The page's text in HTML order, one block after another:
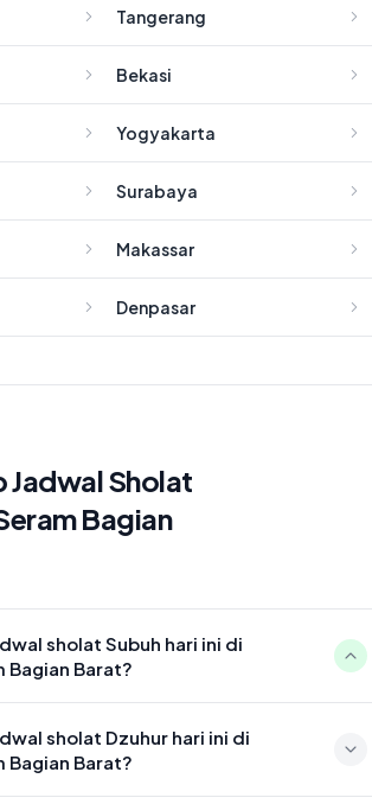
Tangerang
Bekasi
Yogyakarta
Surabaya
Makassar
Denpasar
Jadwal Sholat
Bagian
sholat Subuh hari ini di
Bagian Barat?
sholat Dzuhur hari ini di
Bagian Barat?